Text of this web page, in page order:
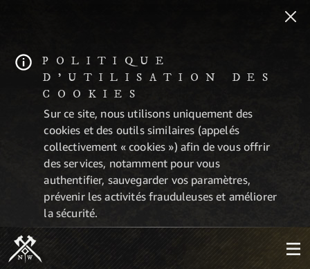
POLITIQUE
D'UTILISATION DES
COOKIES
Sur ce site, nous utilisons uniquement des
cookies et des outils similaires (appelés
collectivement « cookies ») afin de vous offrir
des services, notamment pour vous
authentifier, sauvegarder vos paramètres,
prévenir les activités frauduleuses et améliorer
la sécurité.